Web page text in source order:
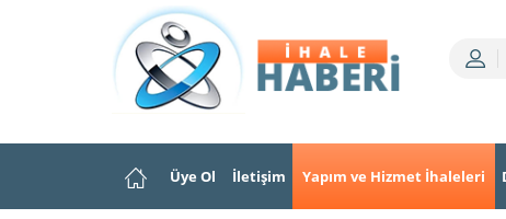
Üye Ol İletişim Yapım ve Hizmet İhaleleri